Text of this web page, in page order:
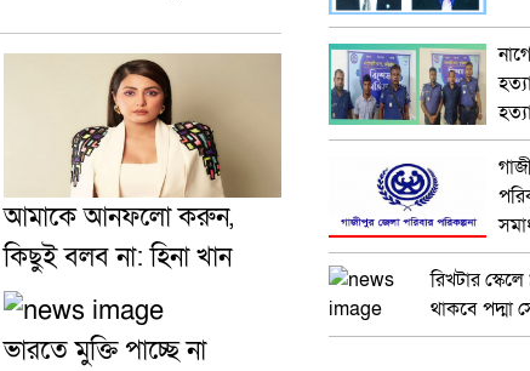
আমাকে আনফলো করুন,
কিছুই বলব না: হিনা খান
ভারতে মুক্তি পাচ্ছে না
রিখটার
থাকবে পদ্মা